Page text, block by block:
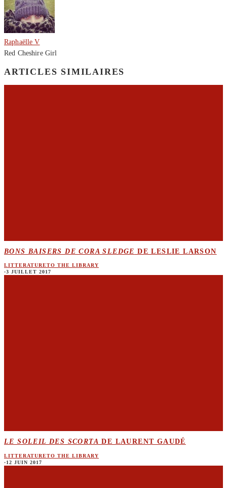
Raphaëlle V
Red Cheshire Girl
ARTICLES SIMILAIRES
BONS BAISERS DE CORA SLEDGE DE LESLIE LARSON
LITTERATURETO THE LIBRARY
·3 JUILLET 2017
LE SOLEIL DES SCORTA DE LAURENT GAUDÉ
LITTERATURETO THE LIBRARY
·12 JUIN 2017